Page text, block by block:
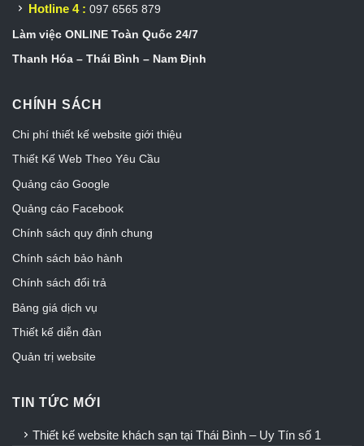
Hotline 4 : 097 6565 879
Làm việc ONLINE Toàn Quốc 24/7
Thanh Hóa – Thái Bình – Nam Định
CHÍNH SÁCH
Chi phí thiết kế website giới thiệu
Thiết Kế Web Theo Yêu Cầu
Quảng cáo Google
Quảng cáo Facebook
Chính sách quy định chung
Chính sách bảo hành
Chính sách đổi trả
Bảng giá dịch vụ
Thiết kế diễn đàn
Quản trị website
TIN TỨC MỚI
Thiết kế website khách sạn tại Thái Bình – Uy Tín số 1